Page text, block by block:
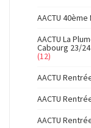
AACTU 40ème
AACTU La
Cabourg 23/
(12)
AACTU
AACTU
AACTU